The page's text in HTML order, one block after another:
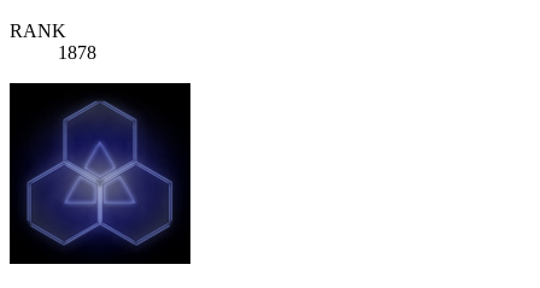
RANK
1878